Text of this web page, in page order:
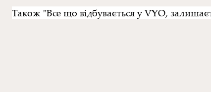
Також "Все що відбувається у VYO,